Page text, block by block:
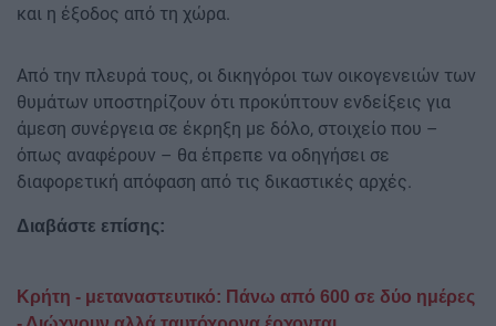
και η έξοδος από τη χώρα.
Από την πλευρά τους, οι δικηγόροι των οικογενειών των
θυμάτων υποστηρίζουν ότι προκύπτουν ενδείξεις για
άμεση συνέργεια σε έκρηξη με δόλο, στοιχείο που –
όπως αναφέρουν – θα έπρεπε να οδηγήσει σε
διαφορετική απόφαση από τις δικαστικές αρχές.
Διαβάστε επίσης:
Κρήτη - μεταναστευτικό: Πάνω από 600 σε δύο ημέρες